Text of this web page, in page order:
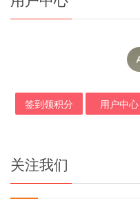
签到领积分 用户中心
关注我们